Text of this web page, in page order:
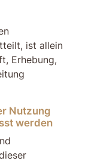
ist allein
Erhebung,
Nutzung
werden